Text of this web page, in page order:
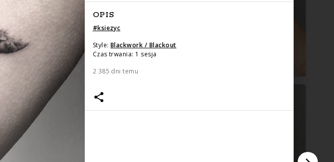
OPIS
#ksiezyc
Style: Blackwork / Blackout
Czas trwania: 1 sesja
2 385 dni temu